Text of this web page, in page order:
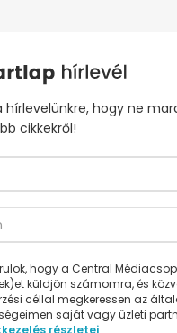
hírlevelünkre, hogy ne
cikkekről!
hogy a Central
küldjön számomra, és
céllal megkeressen az
saját vagy üzleti
részletei